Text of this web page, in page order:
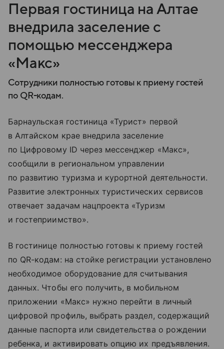
Первая гостиница на Алтае
внедрила заселение с
помощью мессенджера
«Макс»
Сотрудники полностью готовы к приему гостей
по QR-кодам.
Барнаульская гостиница «Турист» первой
в Алтайском крае внедрила заселение
по Цифровому ID через мессенджер «Макс»,
сообщили в региональном управлении
по развитию туризма и курортной деятельности.
Развитие электронных туристических сервисов
отвечает задачам нацпроекта «Туризм
и гостеприимство».
В гостинице полностью готовы к приему гостей
по QR-кодам: на стойке регистрации установлено
необходимое оборудование для считывания
данных. Чтобы его получить, в мобильном
приложении «Макс» нужно перейти в личный
цифровой профиль, выбрать раздел, содержащий
данные паспорта или свидетельства о рождении
ребенка, и активировать опцию их предъявления.